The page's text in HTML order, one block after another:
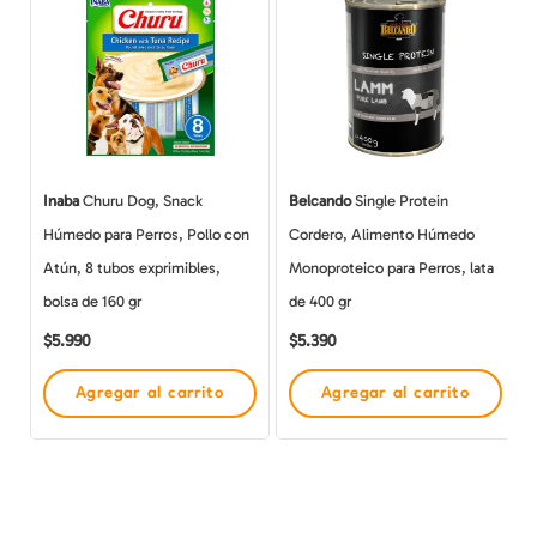
InabaChuru Dog, Snack
Húmedo para Perros, Pollo con
Atún, 8 tubos exprimibles,
bolsa de 160 gr
$5.990
Agregar al carrito
BelcandoSingle Protein
Cordero, Alimento Húmedo
Monoproteico para Perros, lata
de 400 gr
$5.390
Agregar al carrito